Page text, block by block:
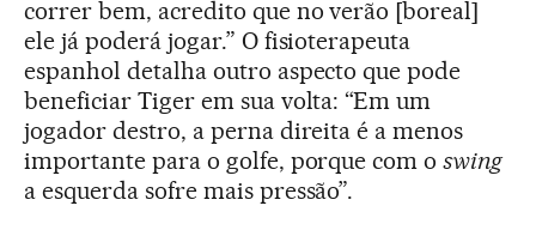
correr bem, acredito que no verão [boreal]
ele já poderá jogar.” O fisioterapeuta
espanhol detalha outro aspecto que pode
beneficiar Tiger em sua volta: “Em um
jogador destro, a perna direita é a menos
importante para o golfe, porque com oswing
a esquerda sofre mais pressão”.